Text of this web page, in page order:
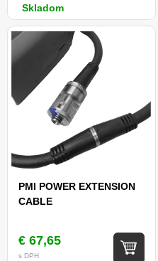
Skladom
PMI POWER EXTENSION
CABLE
€ 67,65
s DPH